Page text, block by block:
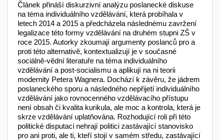
Článek přináší diskurzivní analýzu poslanecké diskuse
na téma individuálního vzdělávání, která probíhala v
letech 2014 a 2015 a předcházela následnému zavržení
legalizace této formy vzdělávání na druhém stupni ZŠ v
roce 2015. Autorky zkoumají argumenty poslanců pro a
proti této alternativě, kontextualizují je v současné
sociálně-vědní literatuře na téma individuálního
vzdělávání a post-socialismu a aplikují na ni teorii
modernity Petera Wagnera. Dochází k závěru, že jádrem
poslaneckého sporu a následného nepřijetí individuálního
vzdělávání jako rovnocenného vzdělávacího přístupu
není obsah či kvalita kurikula, ale moc a kontrola, která je
skrze vzdělávání uplatňována. Rozhodující roli při této
politické disputaci nehrají politici zastávající stanovisko
pro ani proti, ale ti, kteří stojí v samém středu, zastávající